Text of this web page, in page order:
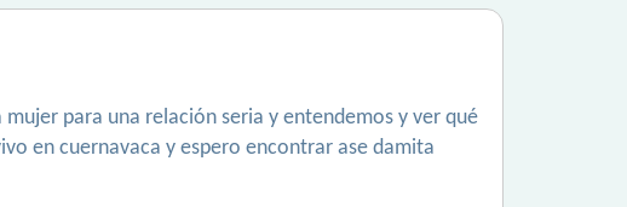
para una relación seria y entendemos y ver qué
en cuernavaca y espero encontrar ase damita